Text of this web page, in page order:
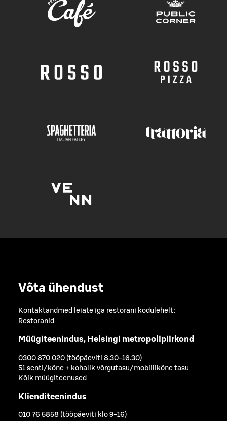
Võta ühendust
Kontaktandmed leiate iga restorani kodulehelt:
Restoranid
Müügiteenindus, Helsingi metropolipiirkond
0300 870 020 (tööpäeviti 8.30-16.30)
51 senti/kõne + kohalik võrgutasu/mobiilikõne tasu
Kõik müügiteenused
Klienditeenindus
010 76 5858 (tööpäeviti klo 9-16)